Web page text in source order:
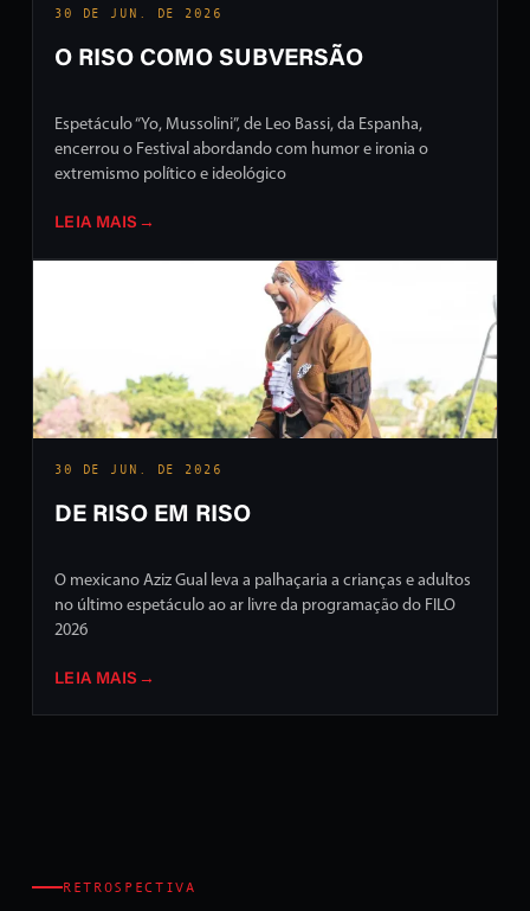
30 DE JUN. DE 2026
O RISO COMO SUBVERSÃO
Espetáculo “Yo, Mussolini”, de Leo Bassi, da Espanha,
encerrou o Festival abordando com humor e ironia o
extremismo político e ideológico
LEIA MAIS →
30 DE JUN. DE 2026
DE RISO EM RISO
O mexicano Aziz Gual leva a palhaçaria a crianças e adultos
no último espetáculo ao ar livre da programação do FILO
2026
LEIA MAIS →
RETROSPECTIVA